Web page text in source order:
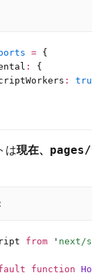
= {
:
{
:
は現在、 pages/
from ' next/
function